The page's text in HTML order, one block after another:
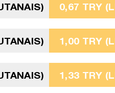
0,67 TRY
1,00 TRY
1,33 TRY